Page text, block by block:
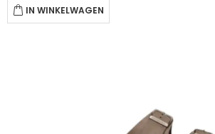
IN WINKELWAGEN